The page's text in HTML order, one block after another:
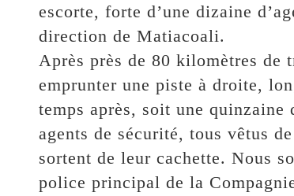
escorte, forte d’une dizaine
direction de Matiacoali.
Après près de 80 kilomètres de
emprunter une piste à droite,
temps après, soit une
agents de sécurité, tous vêtus
sortent de leur cachette. Nous
police principal de la